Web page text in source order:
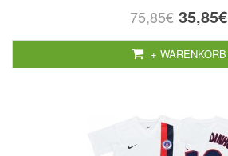
75,85€ 35,85€
+ WARENKORB